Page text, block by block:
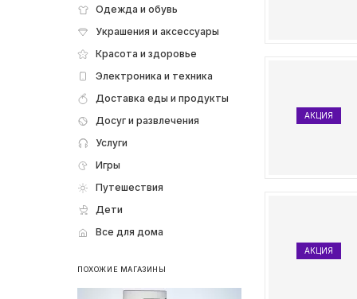
Одежда и обувь
Украшения и аксессуары
Красота и здоровье
Электроника и техника
Доставка еды и продукты
Досуг и развлечения
Услуги
Игры
Путешествия
Дети
Все для дома
ПОХОЖИЕ МАГАЗИНЫ
АКЦИЯ
АКЦИЯ